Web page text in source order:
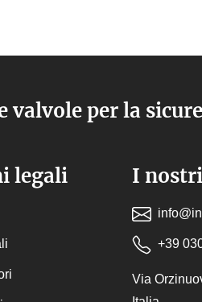
valvole per la
legali I
+39
Via